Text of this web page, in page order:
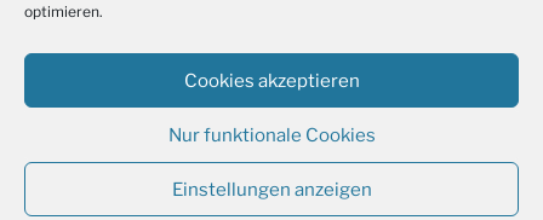
optimieren.
Cookies akzeptieren
Nur funktionale Cookies
Einstellungen anzeigen
Stolz präsentiert von WordPress